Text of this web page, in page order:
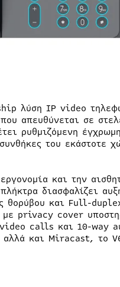
λύση IP video
απευθύνεται σε
ρυθμιζόμενη
του εκάστοτε
και την
διασφαλίζει
θορύβου και Full-
privacy cover
video calls και 10-
και Miracast, το